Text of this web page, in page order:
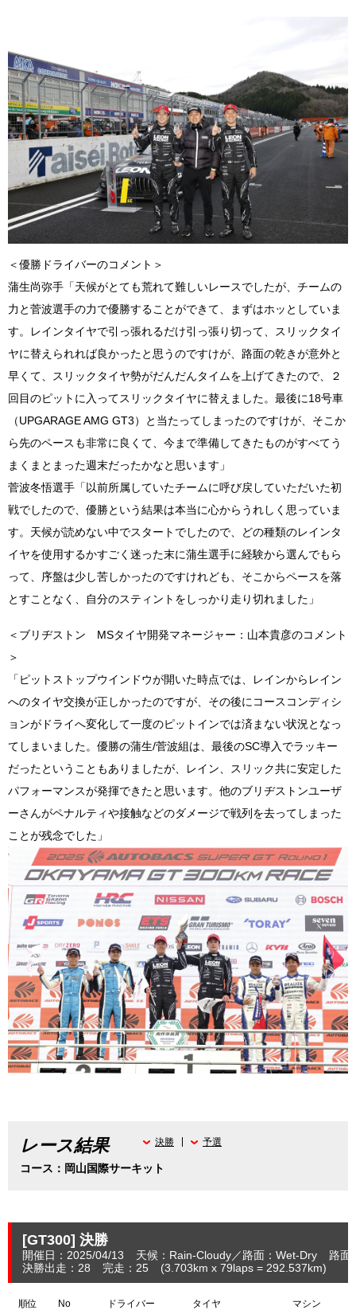
＜優勝ドライバーのコメント＞
蒲生尚弥手「天候がとても荒れて難しいレースでしたが、チームの
力と菅波選手の力で優勝することができて、まずはホッとしていま
す。レインタイヤで引っ張れるだけ引っ張り切って、スリックタイ
ヤに替えられれば良かったと思うのですけが、路面の乾きが意外と
早くて、スリックタイヤ勢がだんだんタイムを上げてきたので、２
回目のピットに入ってスリックタイヤに替えました。最後に18号車
（UPGARAGE AMG GT3）と当たってしまったのですけが、そこか
ら先のペースも非常に良くて、今まで準備してきたものがすべてう
まくまとまった週末だったかなと思います」
菅波冬悟選手「以前所属していたチームに呼び戻していただいた初
戦でしたので、優勝という結果は本当に心からうれしく思っていま
す。天候が読めない中でスタートでしたので、どの種類のレインタ
イヤを使用するかすごく迷った末に蒲生選手に経験から選んでもら
って、序盤は少し苦しかったのですけれども、そこからペースを落
とすことなく、自分のスティントをしっかり走り切れました」
＜ブリヂストン MSタイヤ開発マネージャー：山本貴彦のコメント
＞
「ピットストップウインドウが開いた時点では、レインからレイン
へのタイヤ交換が正しかったのですが、その後にコースコンディシ
ョンがドライへ変化して一度のピットインでは済まない状況となっ
てしまいました。優勝の蒲生/菅波組は、最後のSC導入でラッキー
だったということもありましたが、レイン、スリック共に安定した
パフォーマンスが発揮できたと思います。他のブリヂストンユーザ
ーさんがペナルティや接触などのダメージで戦列を去ってしまった
ことが残念でした」
レース結果
コース：岡山国際サーキット
決勝 予選
[GT300] 決勝
開催日：2025/04/13 天候：Rain-Cloudy 路面：Wet-Dry
路面
決勝出走：28
完走：25 (3.703km x 79laps = 292.537km)
順位 No ドライバー タイヤ マシン